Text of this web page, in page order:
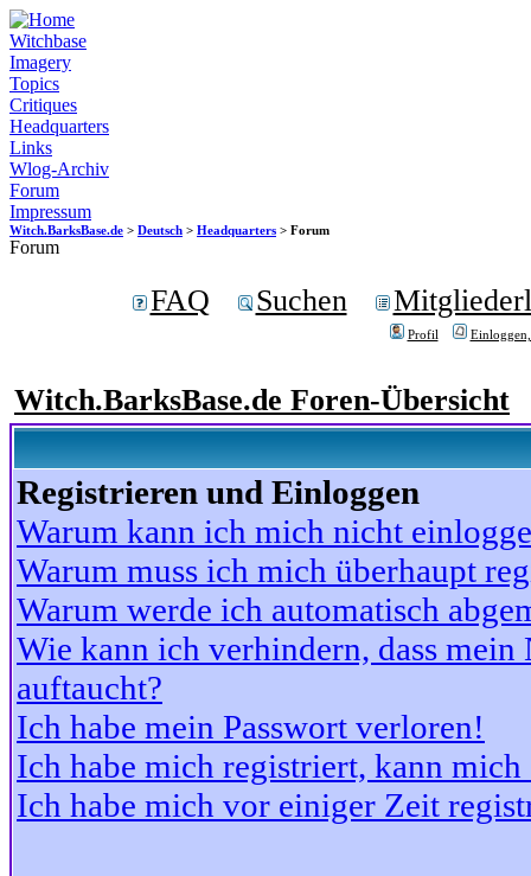
Witchbase
Imagery
Topics
Critiques
Headquarters
Links
Wlog-Archiv
Forum
Impressum
Witch.BarksBase.de > Deutsch > Headquarters > Forum
Forum
FAQ Suchen
Profil
Witch.BarksBase.de Foren-Übersicht
Registrieren und Einloggen
Warum kann ich mich nicht
Warum muss ich mich überhaupt
Warum werde ich automatisch
Wie kann ich verhindern, dass
auftaucht?
Ich habe mein Passwort verloren!
Ich habe mich registriert, kann
Ich habe mich vor einiger Zeit